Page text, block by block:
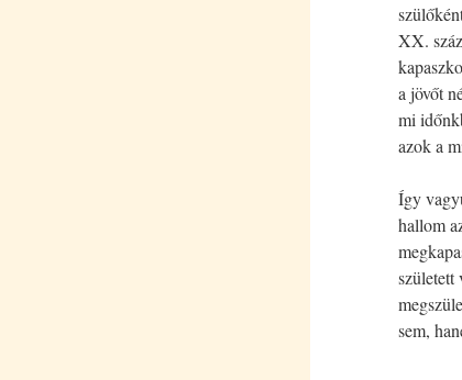
XX.
a jövőt
mi
azok a
Így
hallom
született
sem,